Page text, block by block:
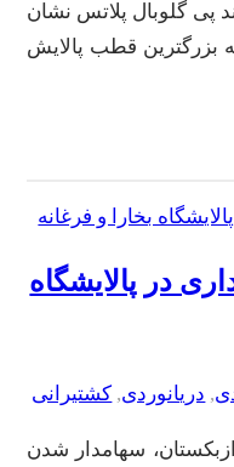
پی گلوبال پلاتس نشان
بزرگترین قطب پالایش
در پالایشگاه
, دریانوردی, کشتیرانی
سهامدار شدن